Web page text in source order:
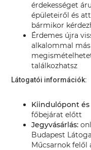
érdekességet
épületeiről és
bármikor
Érdemes újra
alkalommal
találkozhatsz
Látogatói információk:
Kiindulópont és
főbejárat előtt
Jegyvásárlás:
Budapest
Műcsarnok felől